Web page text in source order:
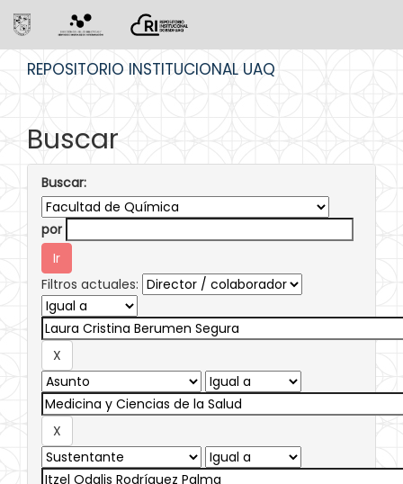
REPOSITORIO INSTITUCIONAL UAQ
Buscar
Buscar:
por
Filtros actuales: